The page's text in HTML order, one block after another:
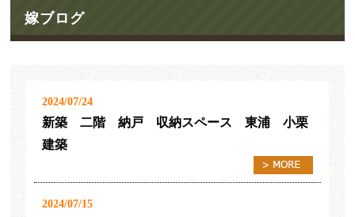
嫁ブログ
2024/07/24
新築 二階 納戸 収納スペース 東浦 小栗
建築
2024/07/15